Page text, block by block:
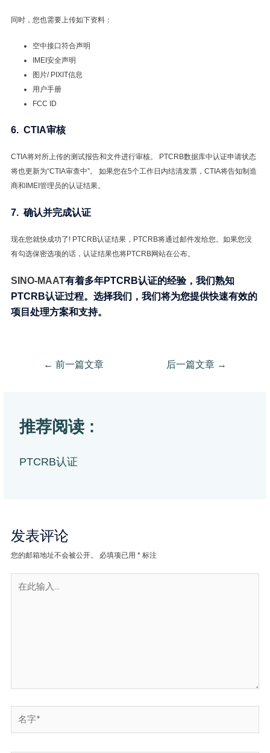
同时，您也需要上传如下资料：
空中接口符合声明
IMEI安全声明
图片/ PIXIT信息
用户手册
FCC ID
6. CTIA审核
CTIA将对所上传的测试报告和文件进行审核。 PTCRB数据库中认证申请状态
将也更新为“CTIA审查中”。 如果您在5个工作日内结清发票，CTIA将告知制造
商和IMEI管理员的认证结果。
7. 确认并完成认证
现在您就快成功了! PTCRB认证结果，PTCRB将通过邮件发给您。如果您没
有勾选保密选项的话，认证结果也将PTCRB网站在公布。
SINO-MAAT有着多年PTCRB认证的经验，我们熟知
PTCRB认证过程。选择我们，我们将为您提供快速有效的
项目处理方案和支持。
← 前一篇文章 后一篇文章 →
推荐阅读 :
PTCRB认证
发表评论
您的邮箱地址不会被公开。 必填项已用* 标注